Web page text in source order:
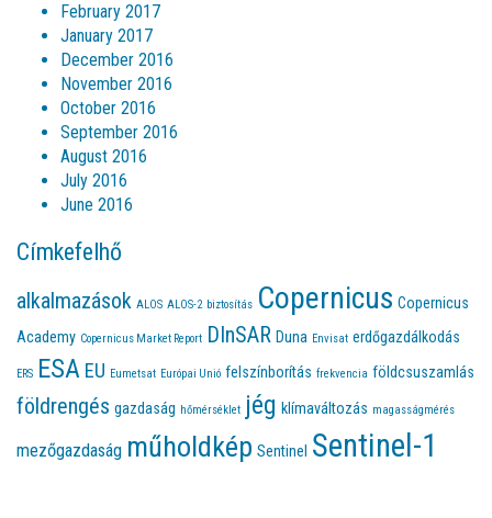
February 2017
January 2017
December 2016
November 2016
October 2016
September 2016
August 2016
July 2016
June 2016
Címkefelhő
alkalmazások ALOS ALOS-2 biztosítás Copernicus Copernicus
Academy Copernicus Market Report DInSAR Duna Envisat erdőgazdálkodás
ERS ESA EU Eumetsat Európai Unió felszínborítás frekvencia földcsuszamlás
földrengés gazdaság hőmérséklet jég klímaváltozás magasságmérés
mezőgazdaság műholdkép Sentinel Sentinel-1